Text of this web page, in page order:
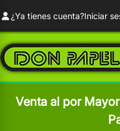
¿Ya tienes cuenta?Iniciar
Venta al por